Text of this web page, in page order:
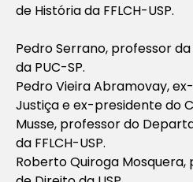
de História da FFLCH-USP.
Pedro Serrano, professor
da PUC-SP.
Pedro Vieira Abramovay,
Justiça e ex-presidente do
Musse, professor do
da FFLCH-USP.
Roberto Quiroga